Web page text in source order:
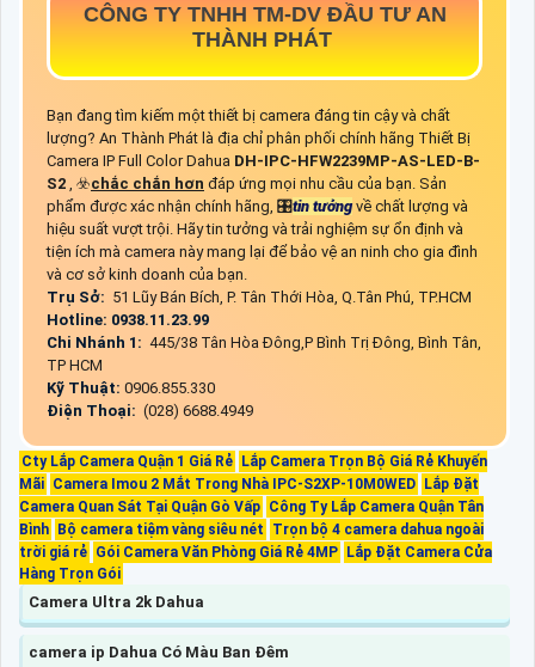
CÔNG TY TNHH TM-DV ĐẦU TƯ AN
THÀNH PHÁT
Bạn đang tìm kiếm một thiết bị camera đáng tin cậy và chất
lượng? An Thành Phát là địa chỉ phân phối chính hãng Thiết Bị
Camera IP Full Color Dahua DH-IPC-HFW2239MP-AS-LED-B-
S2 , ☣️chắc chắn hơn đáp ứng mọi nhu cầu của bạn. Sản
phẩm được xác nhận chính hãng, 🎛tin tưởng về chất lượng và
hiệu suất vượt trội. Hãy tin tưởng và trải nghiệm sự ổn định và
tiện ích mà camera này mang lại để bảo vệ an ninh cho gia đình
và cơ sở kinh doanh của bạn.
Trụ Sở: 51 Lũy Bán Bích, P. Tân Thới Hòa, Q.Tân Phú, TP.HCM
Hotline: 0938.11.23.99
Chi Nhánh 1: 445/38 Tân Hòa Đông,P Bình Trị Đông, Bình Tân,
TP HCM
Kỹ Thuật: 0906.855.330
Điện Thoại: (028) 6688.4949
Cty Lắp Camera Quận 1 Giá Rẻ Lắp Camera Trọn Bộ Giá Rẻ Khuyến
Mãi Camera Imou 2 Mắt Trong Nhà IPC-S2XP-10M0WED Lắp Đặt
Camera Quan Sát Tại Quận Gò Vấp Công Ty Lắp Camera Quận Tân
Bình Bộ camera tiệm vàng siêu nét
Trọn bộ 4 camera dahua ngoài
trời giá rẻ Gói Camera Văn Phòng Giá Rẻ 4MP Lắp Đặt Camera Cửa
Hàng Trọn Gói
Camera Ultra 2k Dahua
camera ip Dahua Có Màu Ban Đêm